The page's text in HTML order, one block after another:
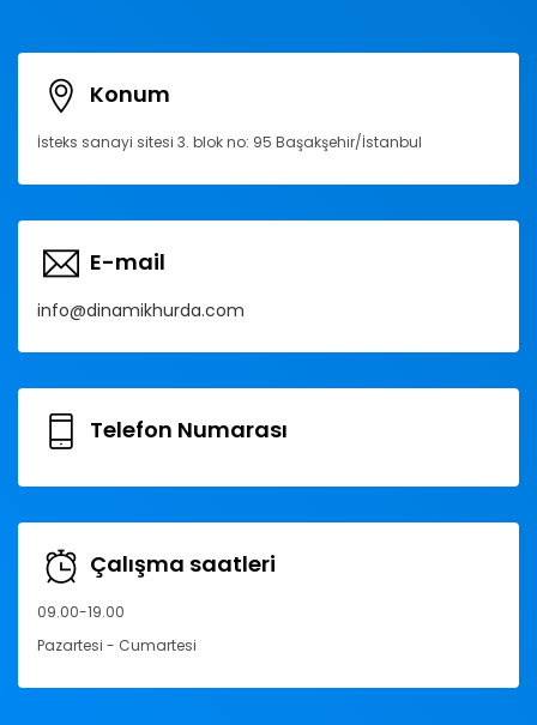
Konum
İsteks sanayi sitesi 3. blok no: 95 Başakşehir/İstanbul
E-mail
info@dinamikhurda.com
Telefon Numarası
Çalışma saatleri
09.00-19.00
Pazartesi - Cumartesi